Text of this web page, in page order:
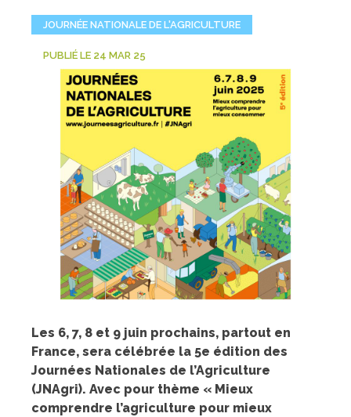
JOURNÉE NATIONALE DE L'AGRICULTURE
PUBLIÉ LE 24 MAR 25
Les 6, 7, 8 et 9 juin prochains, partout en
France, sera célébrée la 5e édition des
Journées Nationales de l’Agriculture
(JNAgri). Avec pour thème « Mieux
comprendre l’agriculture pour mieux